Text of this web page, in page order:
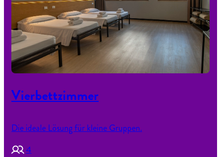
Vierbettzimmer
Die ideale Lösung für kleine Gruppen.
4